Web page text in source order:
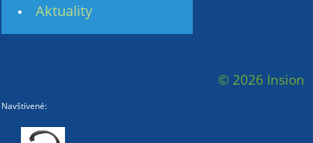
Aktuality
© 2026 Insion
Navštívené: